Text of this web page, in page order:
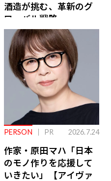
酒造が挑む、革新のグ
ローバル戦略
PERSON PR 2026.7.24
作家・原田マハ「日本
のモノ作りを応援して
いきたい」【アイヴァ